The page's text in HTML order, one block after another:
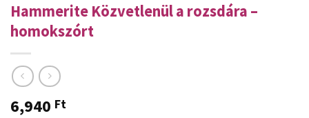
Hammerite Közvetlenül a rozsdára –
homokszórt
6,940 Ft